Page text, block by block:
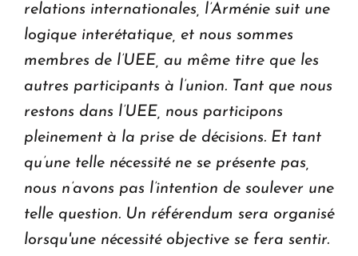
relations internationales, l’Arménie suit une
logique interétatique, et nous sommes
membres de l’UEE, au même titre que les
autres participants à l’union. Tant que nous
restons dans l’UEE, nous participons
pleinement à la prise de décisions. Et tant
qu’une telle nécessité ne se présente pas,
nous n’avons pas l’intention de soulever une
telle question. Un référendum sera organisé
lorsqu'une nécessité objective se fera sentir.